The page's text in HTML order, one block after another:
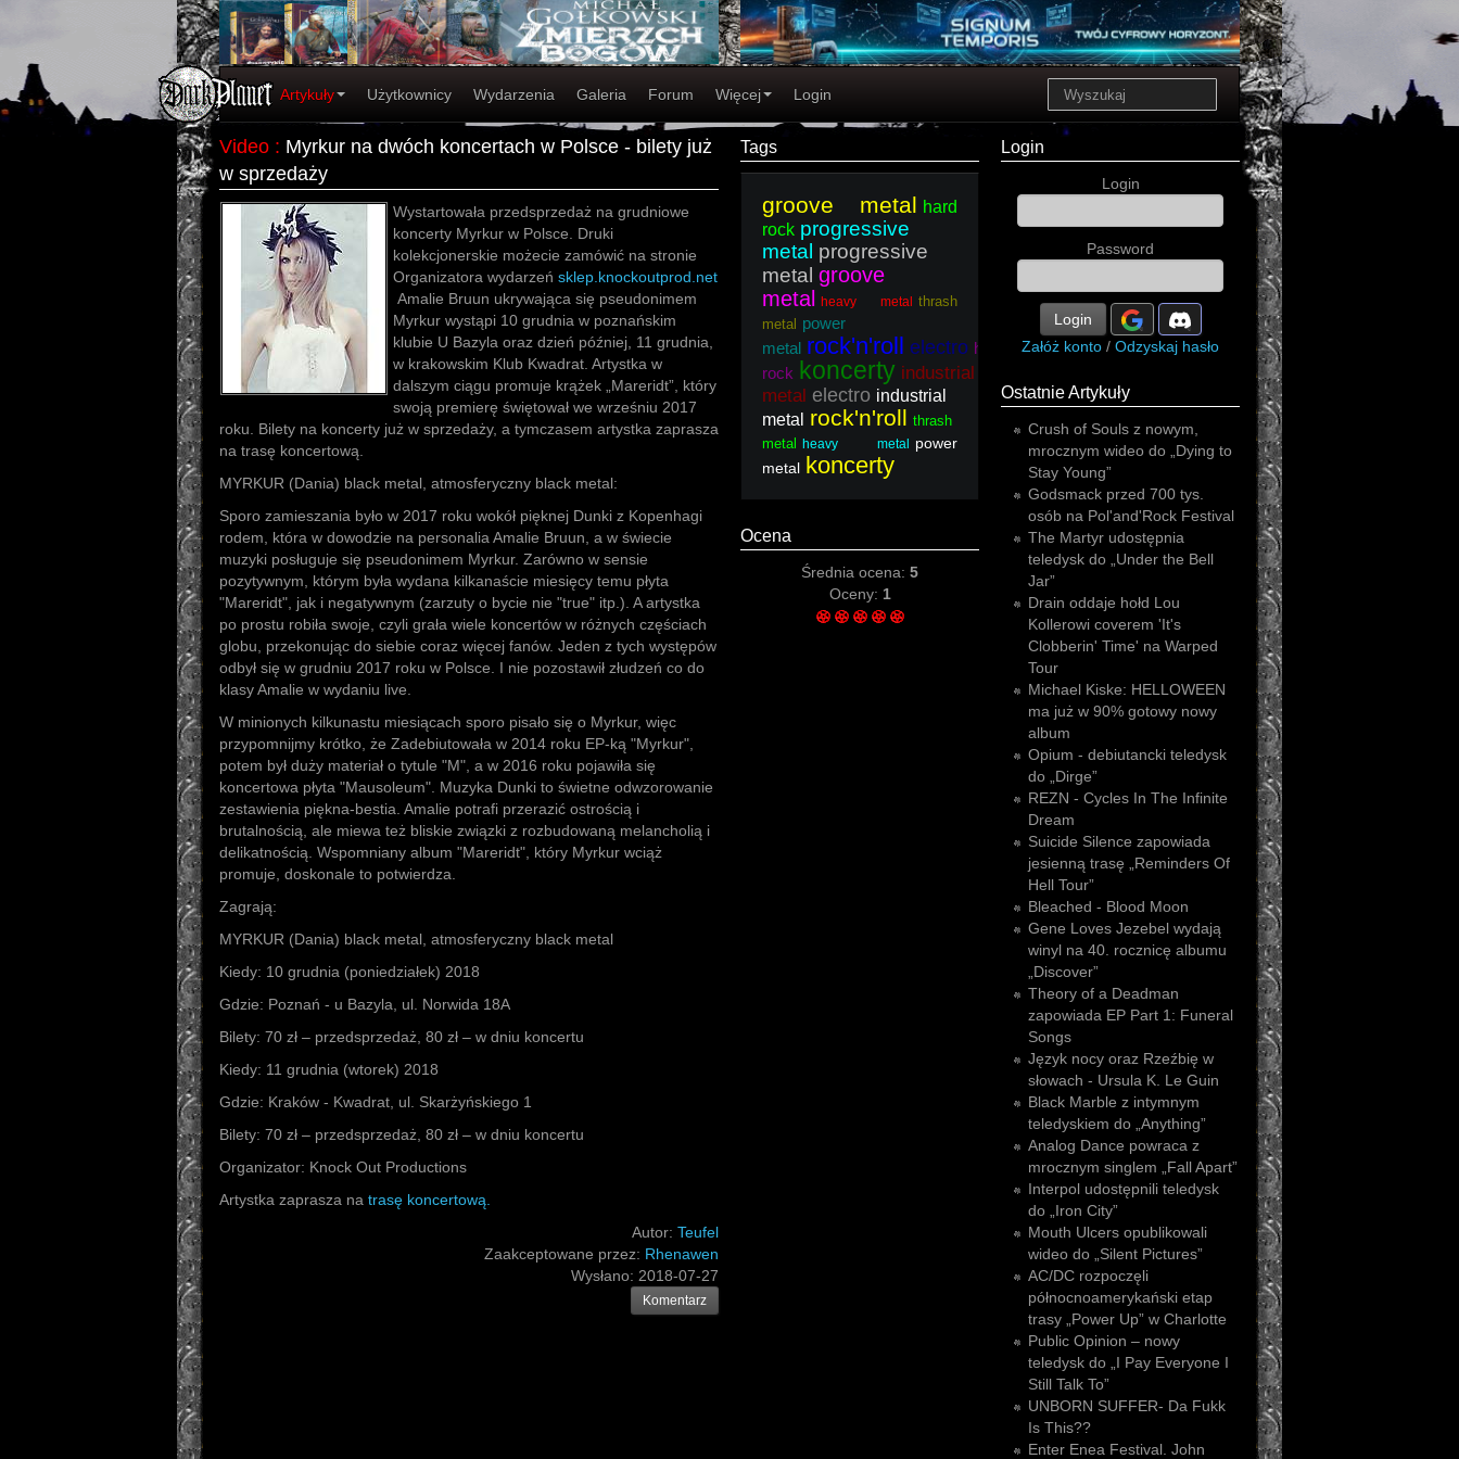
Artykuły Użytkownicy Wydarzenia Galeria Forum Więcej Login
Video : Myrkur na dwóch koncertach w Polsce - bilety już
w sprzedaży
Wystartowała przedsprzedaż na grudniowe
koncerty Myrkur w Polsce. Druki
kolekcjonerskie możecie zamówić na stronie
Organizatora wydarzeń sklep.knockoutprod.net
Amalie Bruun ukrywająca się pseudonimem
Myrkur wystąpi 10 grudnia w poznańskim
klubie U Bazyla oraz dzień później, 11 grudnia,
w krakowskim Klub Kwadrat. Artystka w
dalszym ciągu promuje krążek „Mareridt”, który
swoją premierę świętował we wrześniu 2017
roku. Bilety na koncerty już w sprzedaży, a tymczasem artystka zaprasza
na trasę koncertową.
MYRKUR (Dania) black metal, atmosferyczny black metal:
Sporo zamieszania było w 2017 roku wokół pięknej Dunki z Kopenhagi
rodem, która w dowodzie na personalia Amalie Bruun, a w świecie
muzyki posługuje się pseudonimem Myrkur. Zarówno w sensie
pozytywnym, którym była wydana kilkanaście miesięcy temu płyta
"Mareridt", jak i negatywnym (zarzuty o bycie nie "true" itp.). A artystka
po prostu robiła swoje, czyli grała wiele koncertów w różnych częściach
globu, przekonując do siebie coraz więcej fanów. Jeden z tych występów
odbył się w grudniu 2017 roku w Polsce. I nie pozostawił złudzeń co do
klasy Amalie w wydaniu live.
W minionych kilkunastu miesiącach sporo pisało się o Myrkur, więc
przypomnijmy krótko, że Zadebiutowała w 2014 roku EP-ką "Myrkur",
potem był duży materiał o tytule "M", a w 2016 roku pojawiła się
koncertowa płyta "Mausoleum". Muzyka Dunki to świetne odwzorowanie
zestawienia piękna-bestia. Amalie potrafi przerazić ostrością i
brutalnością, ale miewa też bliskie związki z rozbudowaną melancholią i
delikatnością. Wspomniany album "Mareridt", który Myrkur wciąż
promuje, doskonale to potwierdza.
Zagrają:
MYRKUR (Dania) black metal, atmosferyczny black metal
Kiedy: 10 grudnia (poniedziałek) 2018
Gdzie: Poznań - u Bazyla, ul. Norwida 18A
Bilety: 70 zł – przedsprzedaż, 80 zł – w dniu koncertu
Kiedy: 11 grudnia (wtorek) 2018
Gdzie: Kraków - Kwadrat, ul. Skarżyńskiego 1
Bilety: 70 zł – przedsprzedaż, 80 zł – w dniu koncertu
Organizator: Knock Out Productions
Artystka zaprasza na trasę koncertową.
Autor: Teufel
Zaakceptowane przez: Rhenawen
Wysłano: 2018-07-27
Komentarz
Tags
groove metal hard
rock progressive
metal progressive
metal groove
metal
heavy metal thrash
metal power
metal rock'n'roll electro hard
rock koncerty industrial
metal electro industrial
metal
rock'n'roll thrash
metal
heavy metal
power
metal koncerty
Ocena
Średnia ocena: 5
Oceny: 1
Login
Login
Password
Login
Załóż konto / Odzyskaj hasło
Ostatnie Artykuły
Crush of Souls z nowym,
mrocznym wideo do „Dying to
Stay Young”
Godsmack przed 700 tys.
osób na Pol'and'Rock Festival
The Martyr udostępnia
teledysk do „Under the Bell
Jar”
Drain oddaje hołd Lou
Kollerowi coverem 'It's
Clobberin' Time' na Warped
Tour
Michael Kiske: HELLOWEEN
ma już w 90% gotowy nowy
album
Opium - debiutancki teledysk
do „Dirge”
REZN - Cycles In The Infinite
Dream
Suicide Silence zapowiada
jesienną trasę „Reminders Of
Hell Tour”
Bleached - Blood Moon
Gene Loves Jezebel wydają
winyl na 40. rocznicę albumu
„Discover”
Theory of a Deadman
zapowiada EP Part 1: Funeral
Songs
Język nocy oraz Rzeźbię w
słowach - Ursula K. Le Guin
Black Marble z intymnym
teledyskiem do „Anything”
Analog Dance powraca z
mrocznym singlem „Fall Apart”
Interpol udostępnili teledysk
do „Iron City”
Mouth Ulcers opublikowali
wideo do „Silent Pictures”
AC/DC rozpoczęli
północnoamerykański etap
trasy „Power Up” w Charlotte
Public Opinion – nowy
teledysk do „I Pay Everyone I
Still Talk To”
UNBORN SUFFER- Da Fukk
Is This??
Enter Enea Festival. John